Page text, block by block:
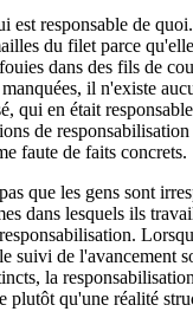
est responsable de
du filet parce
dans des fils de
il n'existe
qui en était
de
faute de faits concrets.
que les gens sont
dans lesquels ils
suivi de l'avancement
la
plutôt qu'une réalité